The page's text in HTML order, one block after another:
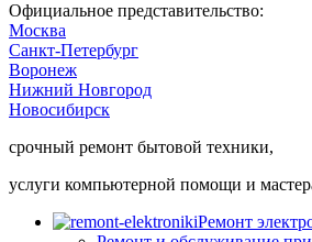
Официальное представительство:
Москва
Санкт-Петербург
Воронеж
Нижний Новгород
Новосибирск
срочный ремонт бытовой техники,
услуги компьютерной помощи и
Ремонт